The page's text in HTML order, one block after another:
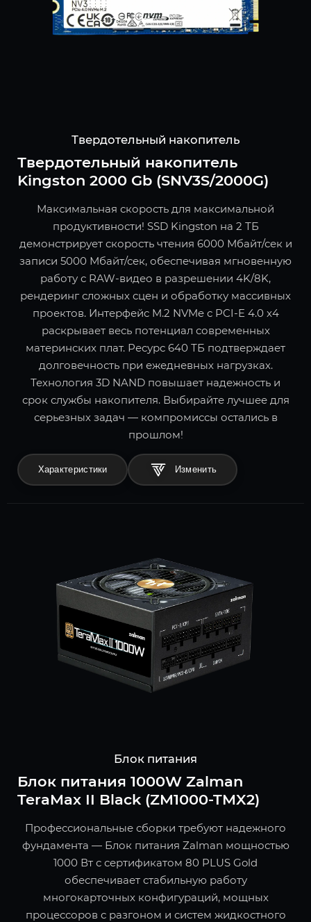
Твердотельный накопитель
Твердотельный накопитель
Kingston 2000 Gb (SNV3S/2000G)
Максимальная скорость для максимальной
продуктивности! SSD Kingston на 2 ТБ
демонстрирует скорость чтения 6000 Мбайт/сек и
записи 5000 Мбайт/сек, обеспечивая мгновенную
работу с RAW-видео в разрешении 4K/8K,
рендеринг сложных сцен и обработку массивных
проектов. Интерфейс M.2 NVMe с PCI-E 4.0 x4
раскрывает весь потенциал современных
материнских плат. Ресурс 640 ТБ подтверждает
долговечность при ежедневных нагрузках.
Технология 3D NAND повышает надежность и
срок службы накопителя. Выбирайте лучшее для
серьезных задач — компромиссы остались в
прошлом!
Характеристики
Блок питания
Блок питания 1000W Zalman
TeraMax II Black (ZM1000-TMX2)
Профессиональные сборки требуют надежного
фундамента — Блок питания Zalman мощностью
1000 Вт с сертификатом 80 PLUS Gold
обеспечивает стабильную работу
многокарточных конфигураций, мощных
процессоров с разгоном и систем жидкостного